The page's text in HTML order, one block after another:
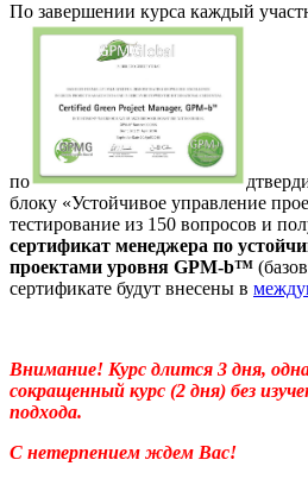
По завершении курса каждый
по
блоку «Устойчивое управление
тестирование из 150 вопросов и
сертификат менеджера по
проектами уровня GPM-b™
сертификате будут внесены в
Внимание! Курс длится 3 дня,
сокращенный курс (2 дня) без
подхода.
С нетерпением ждем Вас!